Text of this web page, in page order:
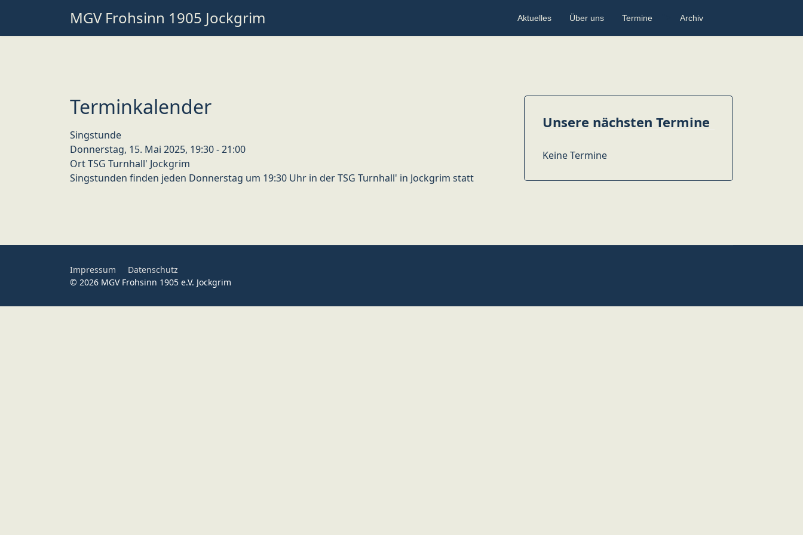
MGV Frohsinn 1905 Jockgrim Aktuelles Über uns Termine Archiv
Terminkalender
Singstunde
Donnerstag, 15. Mai 2025, 19:30 - 21:00
OrtTSG Turnhall' Jockgrim
Singstunden finden jeden Donnerstag um 19:30 Uhr in der TSG Turnhall' in Jockgrim statt
Unsere nächsten Termine
Keine Termine
Impressum
Datenschutz
© 2026 MGV Frohsinn 1905 e.V. Jockgrim